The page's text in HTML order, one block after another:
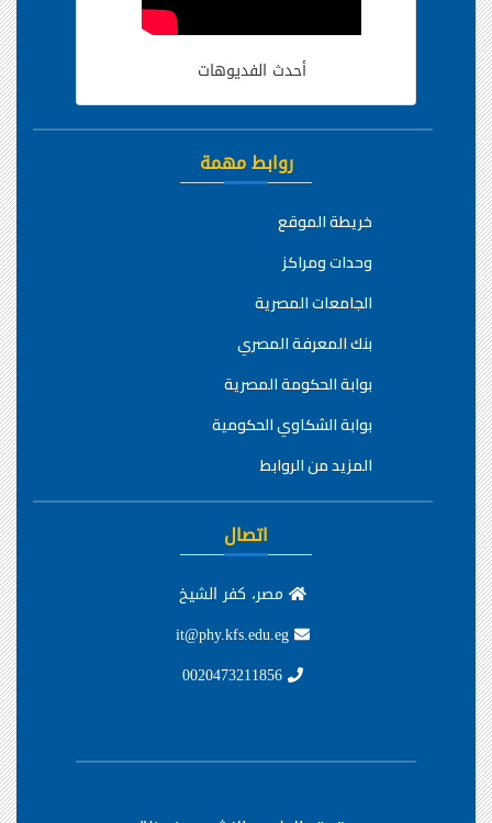
أحدث الفديوهات
روابط مهمة
خريطة الموقع
وحدات ومراكز
الجامعات المصرية
بنك المعرفة المصري
بوابة الحكومة المصرية
بوابة الشكاوي الحكومية
المزيد من الروابط
اتصال
مصر، كفر الشيخ